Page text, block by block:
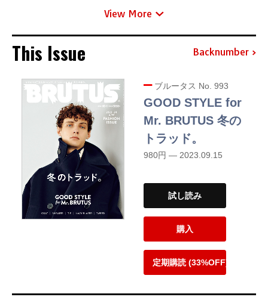
View More
This Issue Backnumber
ブルータス No. 993
GOOD STYLE for
Mr. BRUTUS 冬の
トラッド。
980円 — 2023.09.15
試し読み
購入
定期購読 (33%OFF)